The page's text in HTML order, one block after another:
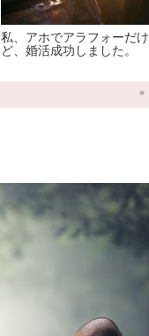
私、アホでアラフォーだけ
ど、婚活成功しました。